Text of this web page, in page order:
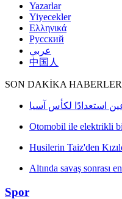
Yazarlar
Yiyecekler
Ελληνικά
Русский
عربي
中国人
SON DAKİKA HABERLER
استعدادًا لكأس آسيا
Otomobil ile elektrikli
Husilerin Taiz'den
Altında savaş sonrası
Spor